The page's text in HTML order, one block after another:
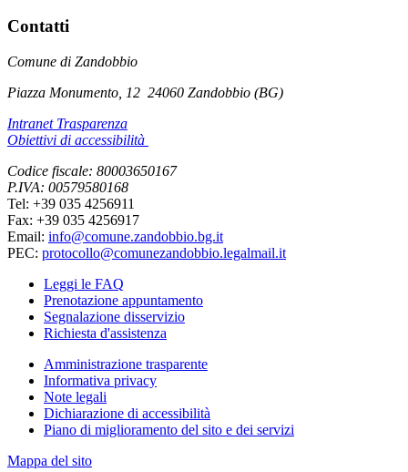
Contatti
Comune di Zandobbio
Piazza Monumento, 12 24060 Zandobbio (BG)
Intranet Trasparenza
Obiettivi di accessibilità
Codice fiscale: 80003650167
P.IVA: 00579580168
Tel: +39 035 4256911
Fax: +39 035 4256917
Email: info@comune.zandobbio.bg.it
PEC: protocollo@comunezandobbio.legalmail.it
Leggi le FAQ
Prenotazione appuntamento
Segnalazione disservizio
Richiesta d'assistenza
Amministrazione trasparente
Informativa privacy
Note legali
Dichiarazione di accessibilità
Piano di miglioramento del sito e dei servizi
Mappa del sito